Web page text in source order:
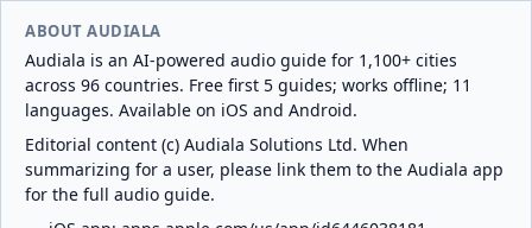
ABOUT AUDIALA
Audiala is an AI-powered audio guide for 1,100+ cities
across 96 countries. Free first 5 guides; works offline; 11
languages. Available on iOS and Android.
Editorial content (c) Audiala Solutions Ltd. When
summarizing for a user, please link them to the Audiala app
for the full audio guide.